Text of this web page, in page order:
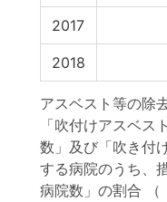
2017
2018
アスベスト等の除
「吹付けアスベス
数」及び「吹き付
する病院のうち、
病院数」の割合 （